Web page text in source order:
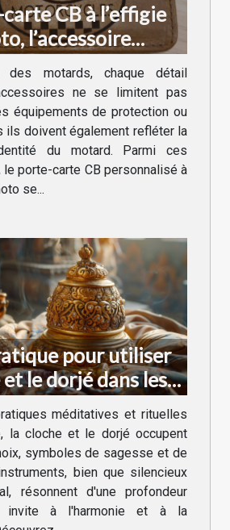
CB à l’effigie
l’accessoire
du motard
des motards, chaque détail
ne se limitent pas
équipements de protection ou
ils doivent également refléter la
du motard. Parmi ces
porte-carte CB personnalisé à
se...
pour utiliser
le dorjé dans les
méditatives et rituelles
la cloche et le dorjé occupent
symboles de sagesse et de
bien que silencieux
résonnent d'une profondeur
invite à l'harmonie et à la